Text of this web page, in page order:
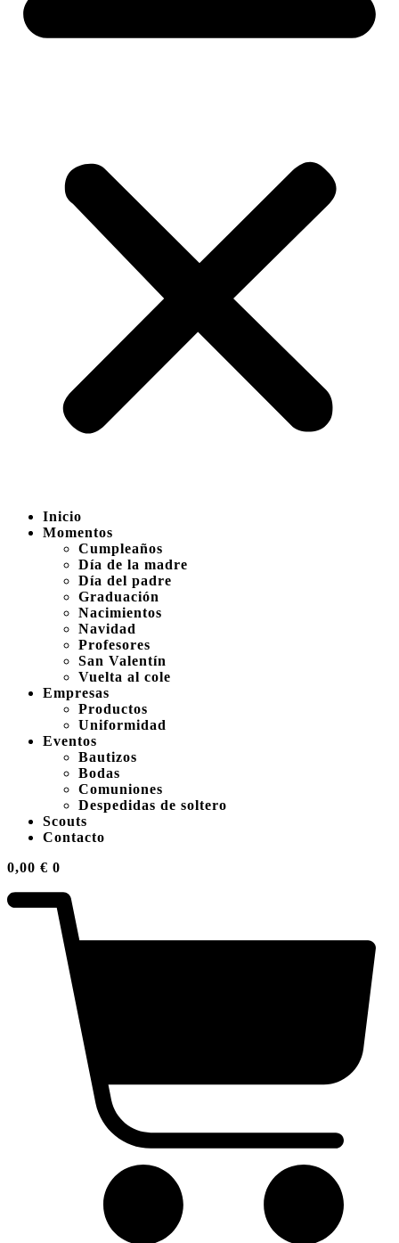
Inicio
Momentos
Cumpleaños
Día de la madre
Día del padre
Graduación
Nacimientos
Navidad
Profesores
San Valentín
Vuelta al cole
Empresas
Productos
Uniformidad
Eventos
Bautizos
Bodas
Comuniones
Despedidas de soltero
Scouts
Contacto
0,00 € 0